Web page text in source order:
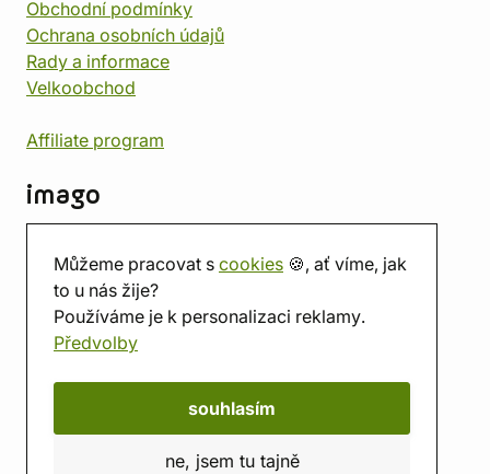
Můžeme pracovat s cookies 🍪, ať víme, jak
to u nás žije?
Používáme je k personalizaci reklamy.
Předvolby
souhlasím
ne, jsem tu tajně
Obchodní podmínky
Ochrana osobních údajů
Rady a informace
Velkoobchod
Affiliate program
imago
Prodejna
Herna
O nás
Hodnocení obchodu